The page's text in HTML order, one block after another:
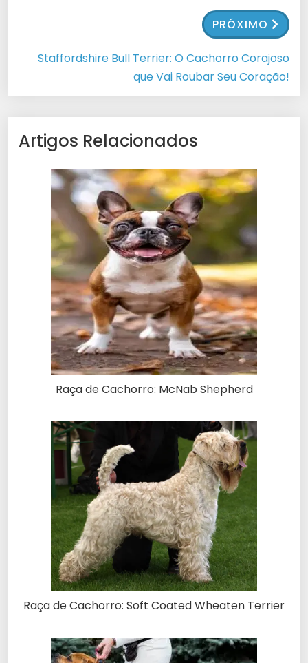
PRÓXIMO
Staffordshire Bull Terrier: O Cachorro Corajoso
que Vai Roubar Seu Coração!
Artigos Relacionados
Raça de Cachorro: McNab Shepherd
Raça de Cachorro: Soft Coated Wheaten Terrier